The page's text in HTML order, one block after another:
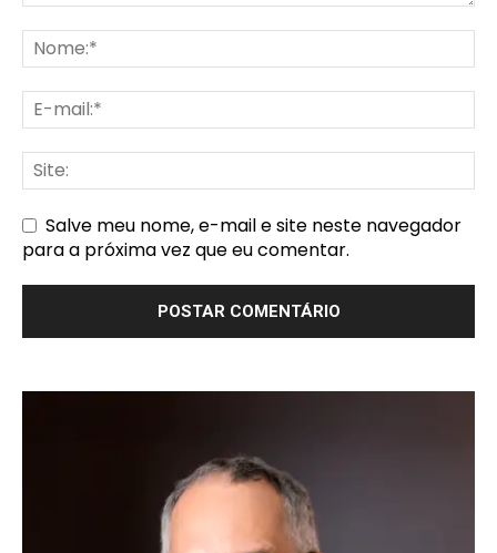
Salve meu nome, e-mail e site neste navegador
para a próxima vez que eu comentar.